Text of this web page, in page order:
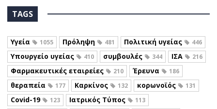
TAGS
Υγεία 1055 Πρόληψη 481 Πολιτική υγείας 446
Υπουργείο υγείας 410 συμβουλές 344 ΙΣΑ 216
Φαρμακευτικές εταιρείες 210 Έρευνα 186
θεραπεία 177 Καρκίνος 132 κορωνοϊός 131
Covid-19 123 Ιατρικός Τύπος 113